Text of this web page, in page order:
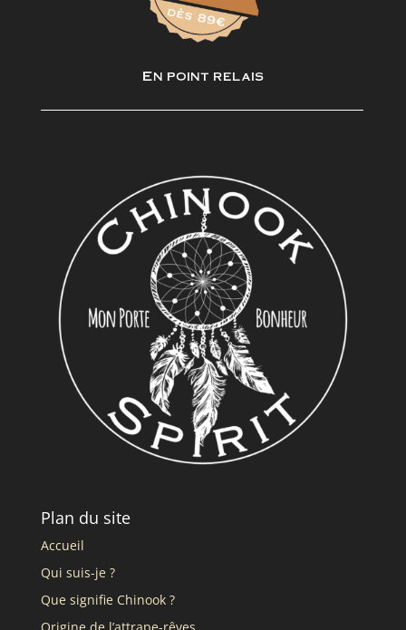
En point relais
Plan du site
Accueil
Qui suis-je ?
Que signifie Chinook ?